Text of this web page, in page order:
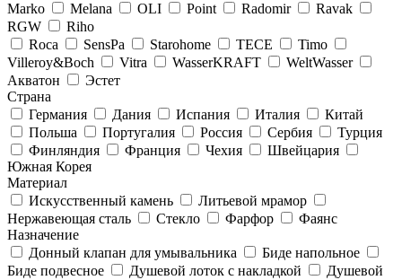
Marko
Melana OLI Point Radomir
Ravak
RGW
Riho
Roca
SensPa Starohome TECE
Timo
Villeroy&Boсh
Vitra WasserKRAFT
WeltWasser
Акватон
Эстет
Страна
Германия
Дания Испания Италия
Китай
Польша
Португалия Россия Сербия
Турция
Финляндия
Франция Чехия
Швейцария
Южная Корея
Материал
Искусственный камень
Литьевой мрамор
Нержавеющая сталь
Стекло Фарфор
Фаянс
Назначение
Донный клапан для умывальника
Биде напольное
Биде подвесное
Душевой лоток с накладкой
Душевой